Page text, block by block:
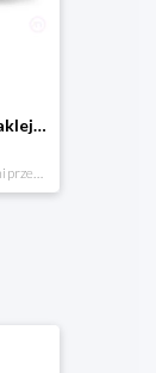
Domostrada - naklejaj ulice Zuzutoys
*najniższa cena z 30 dni przed obniżką